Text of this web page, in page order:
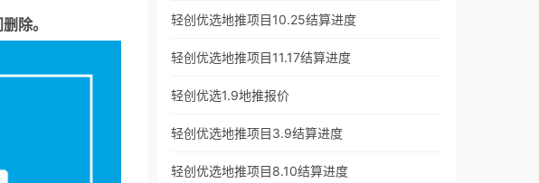
除。
轻创优选地推项目10.25结算进度
轻创优选地推项目11.17结算进度
轻创优选1.9地推报价
轻创优选地推项目3.9结算进度
轻创优选地推项目8.10结算进度